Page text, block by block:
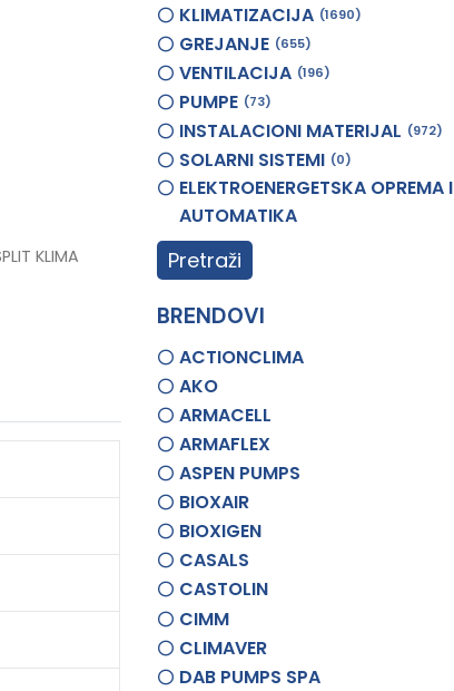
KLIMA
KLIMATIZACIJA 1690
GREJANJE 655
VENTILACIJA 196
PUMPE 73
INSTALACIONI MATERIJAL 972
SOLARNI SISTEMI 0
ELEKTROENERGETSKA OPREMA I
AUTOMATIKA
Pretraži
BRENDOVI
ACTIONCLIMA
AKO
ARMACELL
ARMAFLEX
ASPEN PUMPS
BIOXAIR
BIOXIGEN
CASALS
CASTOLIN
CIMM
CLIMAVER
DAB PUMPS SPA